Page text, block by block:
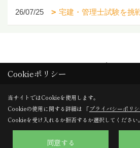
26/07/25 宅建・管理士試験を挑
1ページ （全260ペー
Cookieポリシー
当サイトではCookieを使用します。
Cookieの使用に関する詳細は 「プライバシーポリ
Cookieを受け入れるか拒否するか選択してください。
同意する